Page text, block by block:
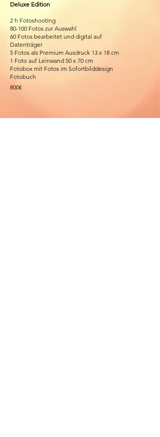
Deluxe Edition
2 h Fotoshooting
80-100 Fotos zur Auswahl
60 Fotos bearbeitet und digital auf
Datenträger
5 Fotos als Premium Ausdruck 13 x 18 cm
1 Foto auf Leinwand 50 x 70 cm
Fotobox mit Fotos im Sofortbilddesign
Fotobuch
800€